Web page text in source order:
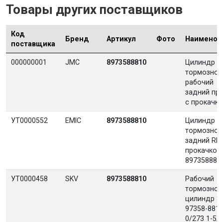
Товары других поставщиков
Код
поставщика
Бренд Артикул Фото
000000001 JMC 8973588810
Цилиндр
тормозной
рабочий
задний
с
УТ0000552 EMIC 8973588810
Цилиндр
тормозной
задний RH
прокачкой
УТ0000458 SKV 8973588810
Рабочий
тормозной
цилиндр 8-
97358-881-
0/273 1-5/